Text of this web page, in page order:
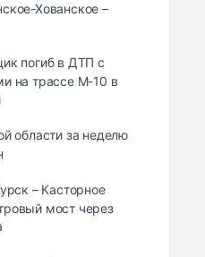
Хованское –
погиб в ДТП с
на трассе М-10 в
области за неделю
– Касторное
мост через